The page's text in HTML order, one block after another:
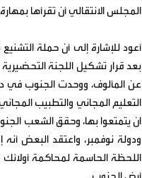
المجلس الانتقالي أن تقرأها
بعد قرار تشكيل اللجنة
عن المألوف، ووحدت الجنوب في
التعليم المجاني والتطبيب
اللحظة الحاسمة لمحاكمة أولائك